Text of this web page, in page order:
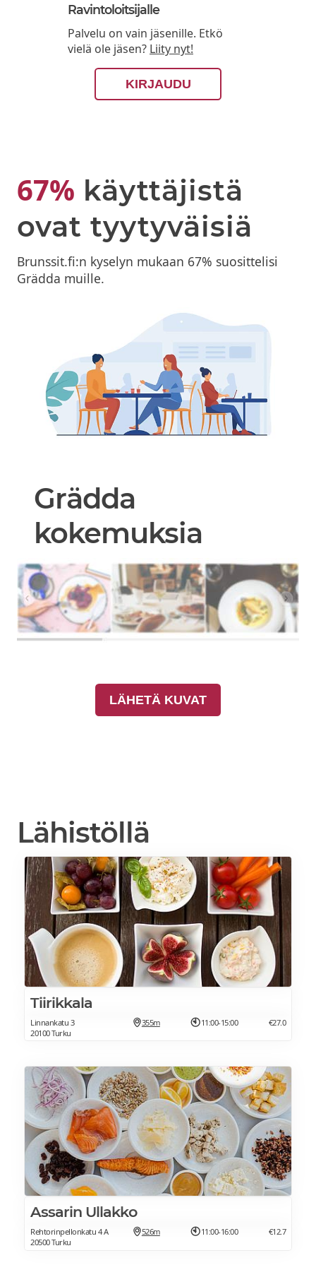
Ravintoloitsijalle
Palvelu on vain jäsenille. Etkö
vielä ole jäsen? Liity nyt!
KIRJAUDU
67% käyttäjistä
ovat tyytyväisiä
Brunssit.fi:n kyselyn mukaan 67% suosittelisi
Grädda muille.
Grädda
kokemuksia
LÄHETÄ KUVAT
Lähistöllä
Tiirikkala
Linnankatu 3
20100 Turku
355m 11:00-15:00 €27.0
Assarin Ullakko
Rehtorinpellonkatu 4 A
20500 Turku
526m 11:00-16:00 €12.7